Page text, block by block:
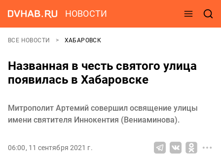
НОВОСТИ
ВСЕ НОВОСТИ ХАБАРОВСК
Названная в честь святого улица
появилась в Хабаровске
Митрополит Артемий совершил освящение улицы
имени святителя Иннокентия (Вениаминова).
06:00, 11 сентября 2021 г.